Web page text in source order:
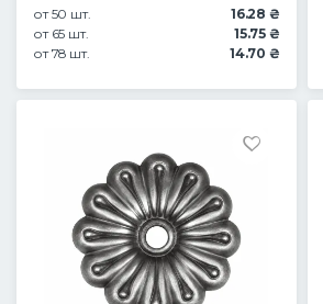
от 50 шт.
16.28 ₴
от 65 шт.
15.75 ₴
от 78 шт.
14.70 ₴